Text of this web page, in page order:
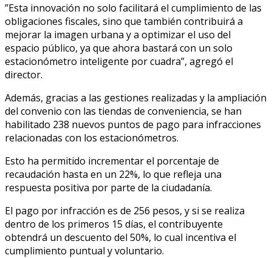
”Esta innovación no solo facilitará el cumplimiento de las
obligaciones fiscales, sino que también contribuirá a
mejorar la imagen urbana y a optimizar el uso del
espacio público, ya que ahora bastará con un solo
estacionómetro inteligente por cuadra”, agregó el
director.
Además, gracias a las gestiones realizadas y la ampliación
del convenio con las tiendas de conveniencia, se han
habilitado 238 nuevos puntos de pago para infracciones
relacionadas con los estacionómetros.
Esto ha permitido incrementar el porcentaje de
recaudación hasta en un 22%, lo que refleja una
respuesta positiva por parte de la ciudadanía.
El pago por infracción es de 256 pesos, y si se realiza
dentro de los primeros 15 días, el contribuyente
obtendrá un descuento del 50%, lo cual incentiva el
cumplimiento puntual y voluntario.